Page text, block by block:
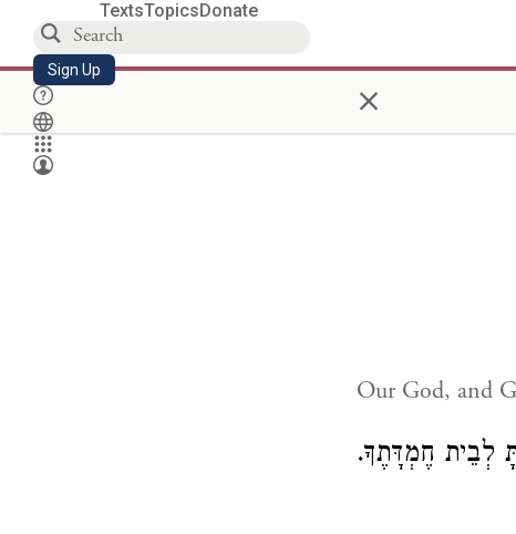
TextsTopicsDonate
Sign Up ×
Our God, and
לְבֵית חֶמְדָּתֶךָ.